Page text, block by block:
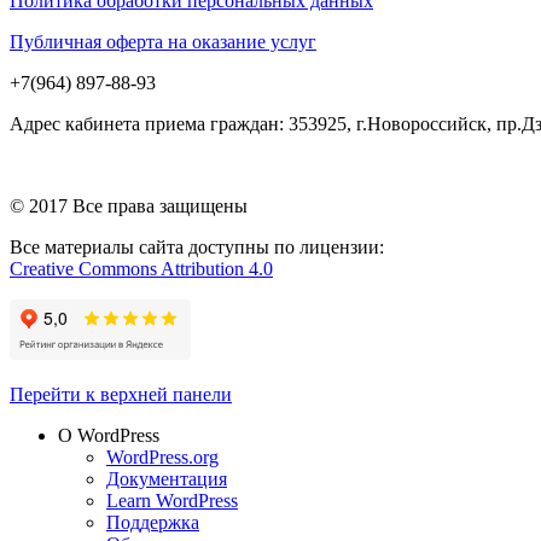
Публичная оферта на оказание услуг
+7(964) 897-88-93
Адрес кабинета приема граждан: 353925, г.Новороссийск,
© 2017 Все права защищены
Все материалы сайта доступны по лицензии:
Creative Commons Attribution 4.0
Перейти к верхней панели
О WordPress
WordPress.org
Документация
Learn WordPress
Поддержка